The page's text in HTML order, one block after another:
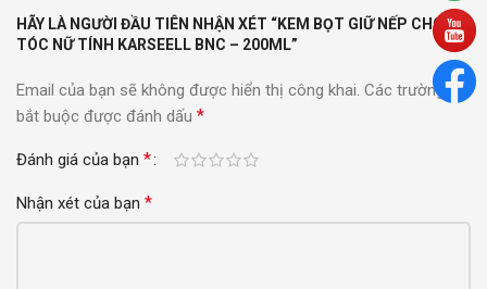
HÃY LÀ NGƯỜI ĐẦU TIÊN NHẬN XÉT “KEM BỌT GIỮ NẾP CHO
TÓC NỮ TÍNH KARSEELL BNC – 200ML”
Email của bạn sẽ không được hiển thị công khai. Các trường
bắt buộc được đánh dấu *
Đánh giá của bạn *
Nhận xét của bạn *